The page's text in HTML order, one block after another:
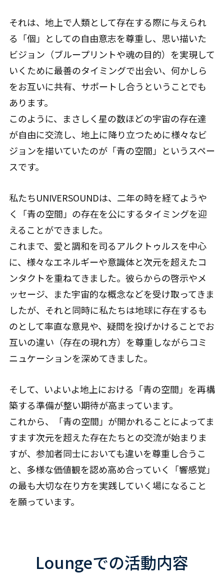
それは、地上で人類として存在する際に与えられ
る「個」としての自由意志を尊重し、思い描いた
ビジョン（ブループリントや魂の目的）を実現して
いくために最善のタイミングで出会い、何かしら
をお互いに共有、サポートし合うということでも
あります。
このように、まさしく星の数ほどの宇宙の存在達
が自由に交流し、地上に降り立つために様々なビ
ジョンを描いていたのが「青の空間」というスペー
スです。
私たちUNIVERSOUNDは、二年の時を経てようや
く「青の空間」の存在を公にするタイミングを迎
えることができました。
これまで、愛と調和を司るアルクトゥルスを中心
に、様々なエネルギーや意識体と次元を超えたコ
ンタクトを重ねてきました。彼らからの啓示やメ
ッセージ、また宇宙的な概念などを受け取ってきま
したが、それと同時に私たちは地球に存在するも
のとして率直な意見や、疑問を投げかけることでお
互いの違い（存在の現れ方）を尊重しながらコミ
ニュケーションを深めてきました。
そして、いよいよ地上における「青の空間」を再構
築する準備が整い期待が高まっています。
これから、「青の空間」が開かれることによってま
すます次元を超えた存在たちとの交流が始まりま
すが、参加者同士においても違いを尊重し合うこ
と、多様な価値観を認め高め合っていく「響感覚」
の最も大切な在り方を実践していく場になること
を願っています。
Loungeでの活動内容